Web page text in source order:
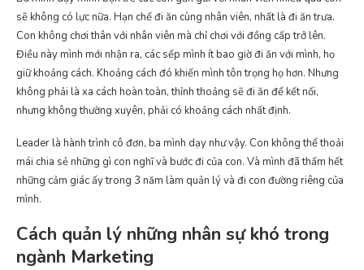
sẽ không có lực nữa. Hạn chế đi ăn cùng nhân viên, nhất là đi ăn trưa.
Con không chơi thân với nhân viên mà chỉ chơi với đồng cấp trở lên.
Điều này mình mới nhận ra, các sếp mình ít bao giờ đi ăn với mình, họ
giữ khoảng cách. Khoảng cách đó khiến mình tôn trọng họ hơn. Nhưng
không phải là xa cách hoàn toàn, thỉnh thoảng sẽ đi ăn để kết nối,
nhưng không thường xuyên, phải có khoảng cách nhất định.
Leader là hành trình cô đơn, ba mình dạy như vậy. Con không thể thoải
mái chia sẻ những gì con nghĩ và bước đi của con. Và mình đã thấm hết
những cảm giác ấy trong 3 năm làm quản lý và đi con đường riêng của
mình.
Cách quản lý những nhân sự khó trong
ngành Marketing